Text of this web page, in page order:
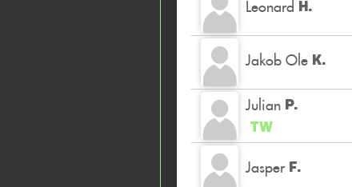
Leonard H.
Jakob Ole K.
Julian P.
TW
Jasper F.